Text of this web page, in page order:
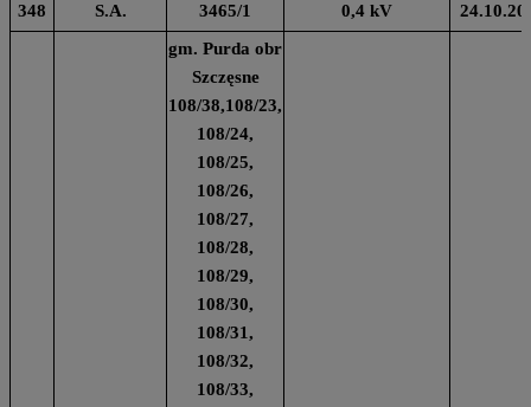
348
S.A.
3465/1
0,4 kV
gm. Purda obr
Szczęsne
108/38,108/23,
108/24,
108/25,
108/26,
108/27,
108/28,
108/29,
108/30,
108/31,
108/32,
108/33,